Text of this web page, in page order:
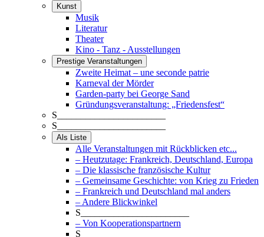
Kunst
Musik
Literatur
Theater
Kino - Tanz - Ausstellungen
Prestige Veranstaltungen
Zweite Heimat – une seconde patrie
Karneval der Mörder
Garden-party bei George Sand
Gründungsveranstaltung: „Friedensfest“
S_______________________
S_______________________
Als Liste
Alle Veranstaltungen mit Rückblicken etc...
– Heutzutage: Frankreich, Deutschland, Europa
– Die klassische französische Kultur
– Gemeinsame Geschichte: von Krieg zu Frieden
– Frankreich und Deutschland mal anders
– Andere Blickwinkel
S_______________________
– Von Kooperationspartnern
S_______________________